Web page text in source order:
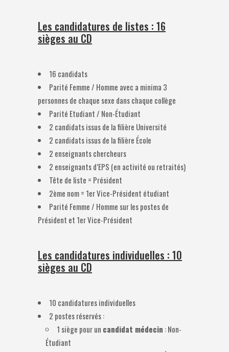
Les candidatures de listes : 16
sièges au CD
16 candidats
Parité Femme / Homme avec a minima 3
personnes de chaque sexe dans chaque collège
Parité Etudiant / Non-Étudiant
2 candidats issus de la filière Université
2 candidats issus de la filière École
2 enseignants chercheurs
2 enseignants d’EPS (en activité ou retraités)
Tête de liste = Président
2ème nom = 1er Vice-Président étudiant
Parité Femme / Homme sur les postes de
Président et 1er Vice-Président
Les candidatures individuelles : 10
sièges au CD
10 candidatures individuelles
2 postes réservés :
1 siège pour un candidat médecin : Non-
Étudiant